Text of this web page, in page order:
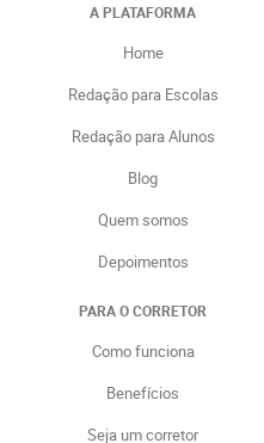
A PLATAFORMA
Home
Redação para Escolas
Redação para Alunos
Blog
Quem somos
Depoimentos
PARA O CORRETOR
Como funciona
Benefícios
Seja um corretor